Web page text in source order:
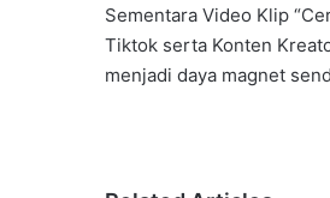
Sementara Video Klip
Tiktok serta Konten
menjadi daya magnet